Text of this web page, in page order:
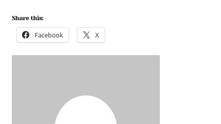
Share this:
Facebook X